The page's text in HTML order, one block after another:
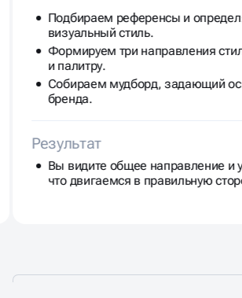
Подбираем референсы и
визуальный стиль.
Формируем три направления
и палитру.
Собираем мудборд, задающий
бренда.
Результат
Вы видите общее направление и
что двигаемся в правильную